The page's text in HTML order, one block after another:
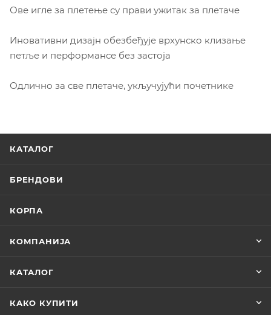
Ове игле за плетење су прави ужитак за плетаче
Иновативни дизајн обезбеђује врхунско клизање
петље и перформансе без застоја
Одлично за све плетаче, укључујући почетнике
КАТАЛОГ
БРЕНДОВИ
КОРПА
КОМПАНИЈА
КАТАЛОГ
КАКО КУПИТИ